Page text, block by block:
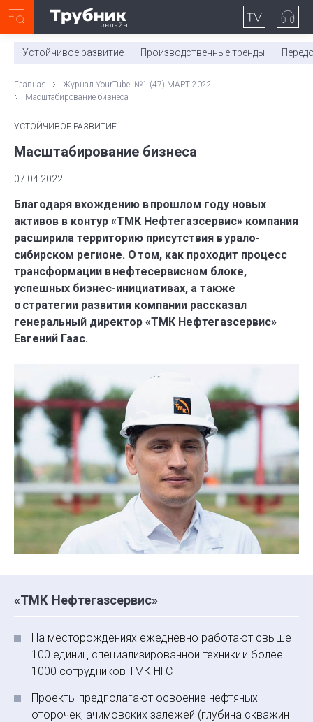
0:00/ 11:03
Устойчивое развитие Производственные тренды
Главная
Журнал YourTube. №1 (47) МАРТ 2022
Масштабирование бизнеса
УСТОЙЧИВОЕ РАЗВИТИЕ
Масштабирование бизнеса
07.04.2022
Благодаря вхождению в прошлом году новых
активов в контур «ТМК Нефтегазсервис» компания
расширила территорию присутствия в урало-
сибирском регионе. О том, как проходит процесс
трансформации в нефтесервисном блоке,
успешных бизнес-инициативах, а также
о стратегии развития компании рассказал
генеральный директор «ТМК Нефтегазсервис»
Евгений Гаас.
«ТМК Нефтегазсервис»
На месторождениях ежедневно работают свыше
100 единиц специализированной техники и более
1000 сотрудников ТМК НГС
Проекты предполагают освоение нефтяных
оторочек, ачимовских залежей (глубина скважин –